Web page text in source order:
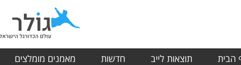
הבית תוצאות לייב חדשות מאמנים מומלצים